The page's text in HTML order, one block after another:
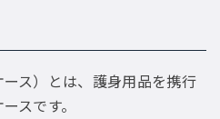
ス）とは、護身用品を携行
スです。